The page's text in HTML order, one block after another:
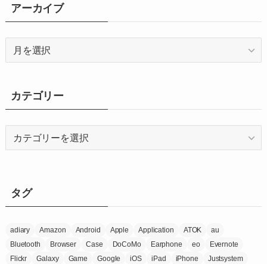
アーカイブ
ブ
カテゴリー
ータグ
adiary Amazon Android Apple Application ATOK
au
Bluetooth
Browser Case DoCoMo Earphone eo
Evernote
Flickr
Galaxy Game Google iOS iPad iPhone
Justsystem